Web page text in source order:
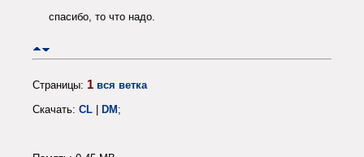
спасибо, то что надо.
Страницы: 1 вся ветка
Скачать: CL | DM;